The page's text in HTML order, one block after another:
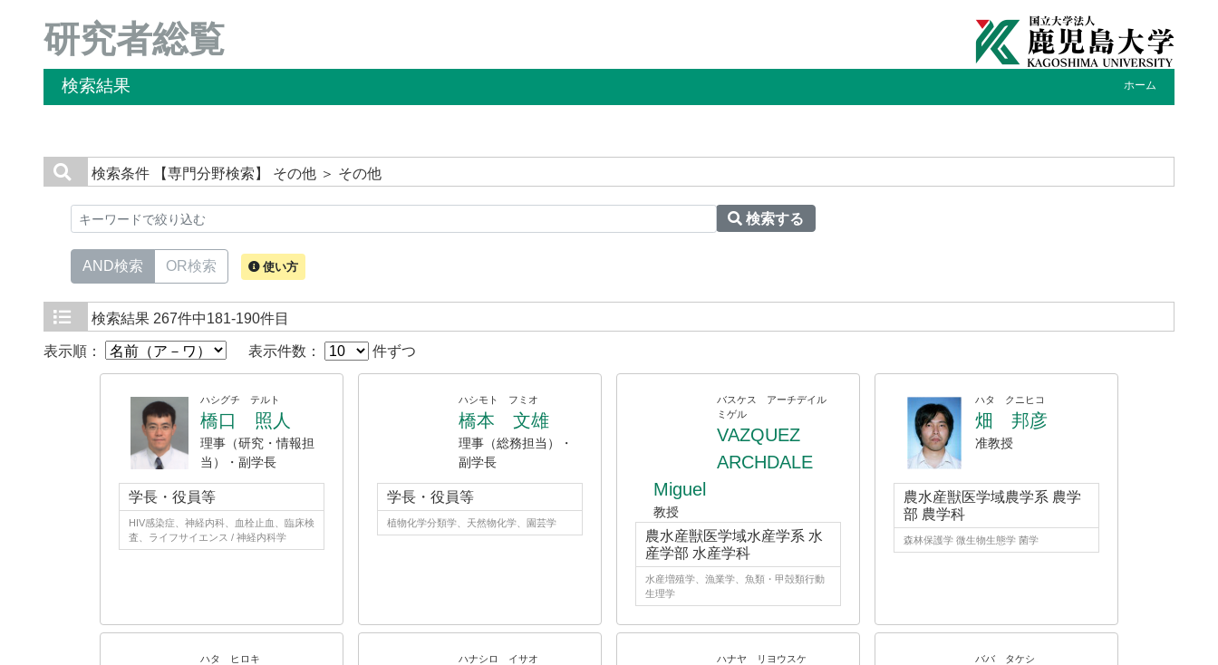
研究者総覧
検索結果 ホーム
検索条件 【専門分野検索】 その他 ＞ その他
検索する
AND検索 OR検索 使い方
検索結果 267件中181-190件目
表示順： 表示件数： 件ずつ
ハシグチ テルト
橋口 照人
理事（研究・情報担
当）・副学長
学長・役員等
HIV感染症、神経内科、血栓止血、臨床検
査、ライフサイエンス / 神経内科学
ハシモト フミオ
橋本 文雄
理事（総務担当）・
副学長
学長・役員等
植物化学分類学、天然物化学、園芸学
バスケス アーチデイル
ミゲル
VAZQUEZ
ARCHDALE
Miguel
教授
農水産獣医学域水産学系 水
産学部 水産学科
水産増殖学、漁業学、魚類・甲殻類行動
生理学
ハタ クニヒコ
畑 邦彦
准教授
農水産獣医学域農学系 農学
部 農学科
森林保護学 微生物生態学 菌学
ハタ ヒロキ ハナシロ イサオ ハナヤ リヨウスケ ババ タケシ